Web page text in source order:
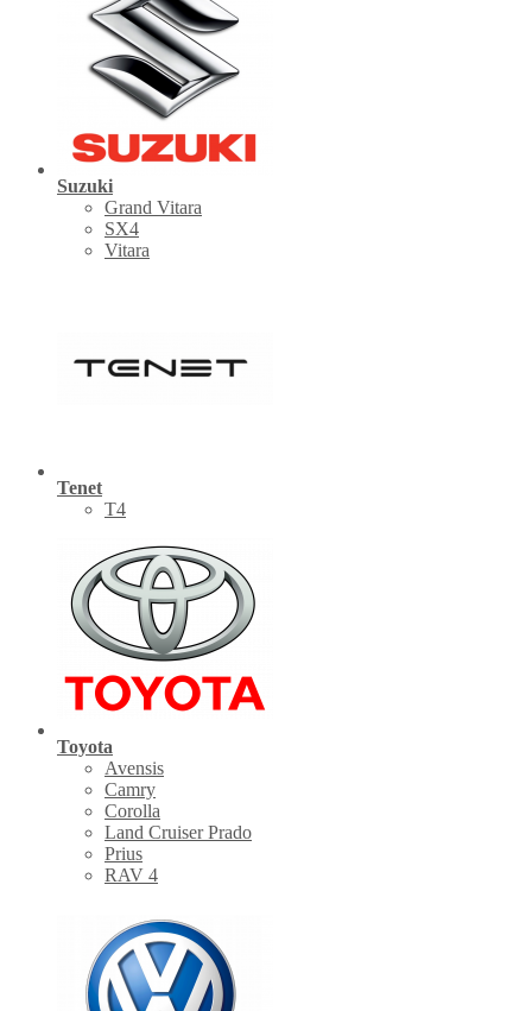
Suzuki
Grand Vitara
SX4
Vitara
Tenet
Т4
Toyota
Avensis
Camry
Corolla
Land Cruiser Prado
Prius
RAV 4